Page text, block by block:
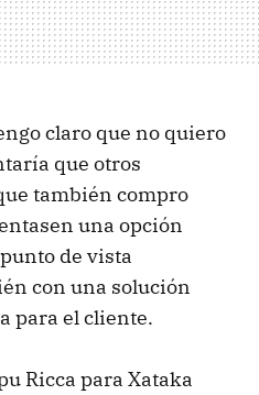
claro que no quiero
que otros
también compro
una opción
de vista
con una solución
para el cliente.
Ricca para Xataka